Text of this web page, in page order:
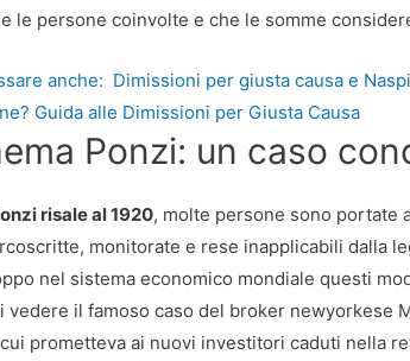
le persone coinvolte e che le somme
anche: Dimissioni per giusta causa e
Guida alle Dimissioni per Giusta Causa
Ponzi: un caso
risale al 1920, molte persone sono portate
monitorate e rese inapplicabili dalla
nel sistema economico mondiale questi
vedere il famoso caso del broker newyorkese
prometteva ai nuovi investitori caduti nella